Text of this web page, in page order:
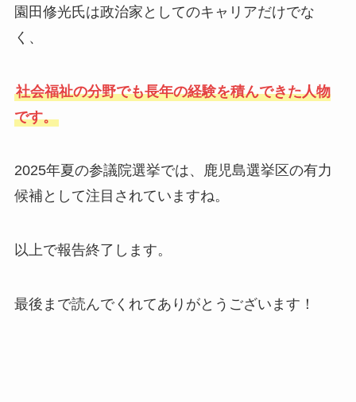
園田修光氏は政治家としてのキャリアだけでな
く、
社会福祉の分野でも長年の経験を積んできた人物
です。
2025年夏の参議院選挙では、鹿児島選挙区の有力
候補として注目されていますね。
以上で報告終了します。
最後まで読んでくれてありがとうございます！